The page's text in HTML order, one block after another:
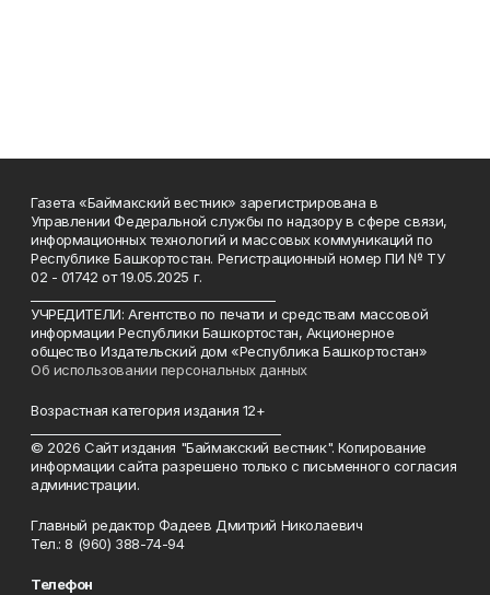
Газета «Баймакский вестник» зарегистрирована в
Управлении Федеральной службы по надзору в сфере связи,
информационных технологий и массовых коммуникаций по
Республике Башкортостан. Регистрационный номер ПИ № ТУ
02 - 01742 от 19.05.2025 г.
УЧРЕДИТЕЛИ: Агентство по печати и средствам массовой
информации Республики Башкортостан, Акционерное
общество Издательский дом «Республика Башкортостан»
Об использовании персональных данных
Возрастная категория издания 12+
© 2026 Сайт издания "Баймакский вестник". Копирование
информации сайта разрешено только с письменного согласия
администрации.
Главный редактор Фадеев Дмитрий Николаевич
Тел.: 8 (960) 388-74-94
Телефон